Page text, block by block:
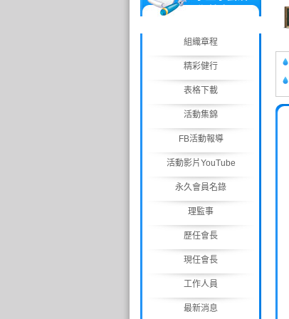
組織章程
精彩健行
表格下載
活動集錦
FB活動報導
活動影片YouTube
永久會員名錄
理監事
歷任會長
現任會長
工作人員
最新消息